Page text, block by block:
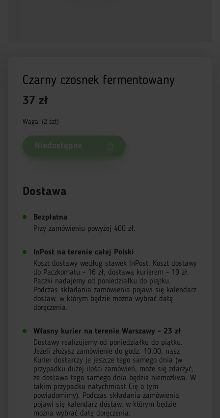
Czarny czosnek fermentowany
37 zł
Waga: (2 szt)
Niedostępne
Dostawa
Bezpłatna
Przy zamówieniu powyżej 400 zł.
InPost na terenie całej Polski
Koszt dostawy według stawek InPost. Koszt dostawy
do Paczkomatu - 16 zł, dostawa kurierem - 19 zł.
Paczki nadajemy od poniedziałku do piątku.
Podczas składania zamówienia pojawi się kalendarz
dostaw, w którym będzie można wybrać datę
doręczenia.
Własny kurier na terenie Warszawy - 23 zł
Dostawy realizujemy od poniedziałku do piątku.
Jeżeli złożysz zamówienie do godz. 10.00, nasz
Kurier dostarczy je jeszcze tego samego dnia (w
przypadku dużej ilości zamówień, może się zdarzyć,
że dostawa tego samego dnia będzie niemożliwa. W
takim przypadku natychmiast Cię o tym
powiadomimy). Podczas składania zamówienia
pojawi się kalendarz dostaw, w którym będzie
można wybrać datę doręczenia.